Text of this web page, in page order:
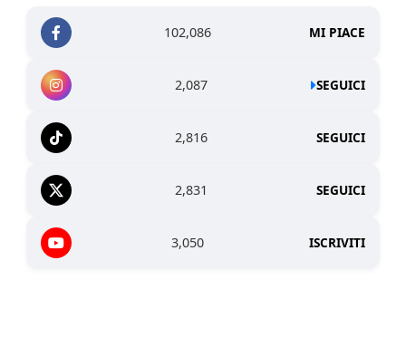
102,086 MI PIACE
2,087 SEGUICI
2,816 SEGUICI
2,831 SEGUICI
3,050 ISCRIVITI